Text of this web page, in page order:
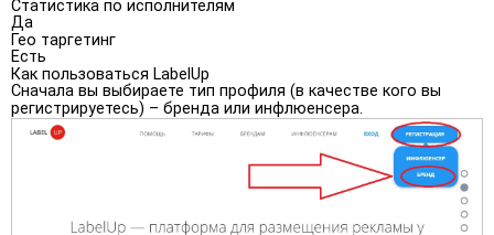
Статистика по исполнителям
Да
Гео таргетинг
Есть
Как пользоваться LabelUp
Сначала вы выбираете тип профиля (в качестве кого вы
регистрируетесь) – бренда или инфлюенсера.